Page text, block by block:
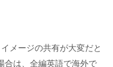
メージの共有が大変だと
合は、全編英語で海外で